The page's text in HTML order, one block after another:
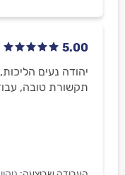
5.00
יהודה נעים
תקשורת טובה,